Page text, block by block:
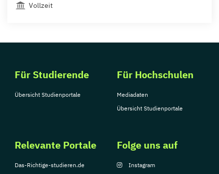
Vollzeit
Für Studierende
Übersicht Studienportale
Für Hochschulen
Mediadaten
Übersicht Studienportale
Relevante Portale
Das-Richtige-studieren.de
Folge uns auf
Instagram